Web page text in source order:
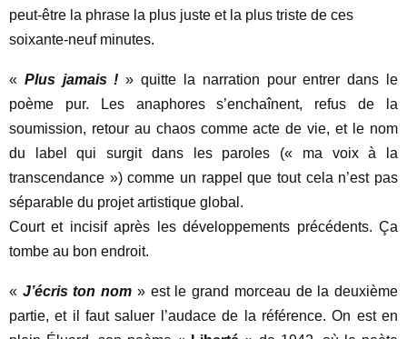
peut-être la phrase la plus juste et la plus triste de ces
soixante-neuf minutes.
« Plus jamais ! » quitte la narration pour entrer dans le
poème pur. Les anaphores s’enchaînent, refus de la
soumission, retour au chaos comme acte de vie, et le nom
du label qui surgit dans les paroles (« ma voix à la
transcendance ») comme un rappel que tout cela n’est pas
séparable du projet artistique global.
Court et incisif après les développements précédents. Ça
tombe au bon endroit.
« J’écris ton nom » est le grand morceau de la deuxième
partie, et il faut saluer l’audace de la référence. On est en